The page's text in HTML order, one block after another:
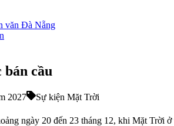
văn Đà Nẵng
bán cầu
2027 Sự kiện Mặt Trời
ngày 20 đến 23 tháng 12, khi Mặt Trời